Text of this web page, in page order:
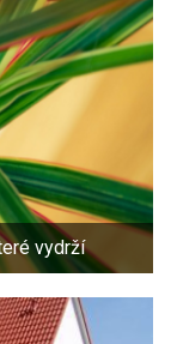
vydrží